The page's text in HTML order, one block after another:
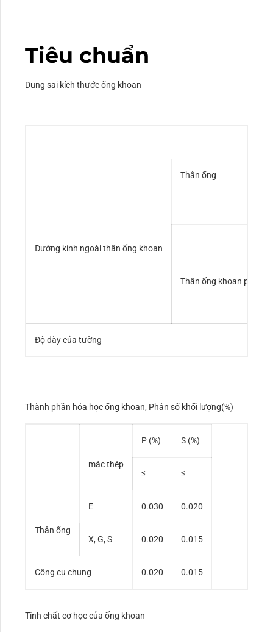
Tiêu chuẩn
Dung sai kích thước ống khoan
Đường kính ngoài thân ống khoan
Thân ống
Thân ống khoan phía
Độ dày của tường
Thành phần hóa học ống khoan, Phân số khối lượng(%)
mác thép
P (%) S (%)
≤ ≤
Thân ống
E 0.030 0.020
X, G, S 0.020 0.015
Công cụ chung 0.020 0.015
Tính chất cơ học của ống khoan